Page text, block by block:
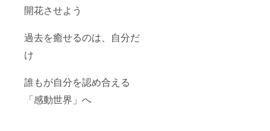
開花させよう
過去を癒せるのは、自分だ
け
誰もが自分を認め合える
「感動世界」へ